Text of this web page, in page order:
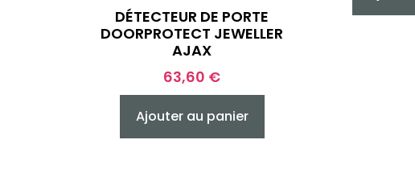
DÉTECTEUR DE PORTE
DOORPROTECT JEWELLER
AJAX
63,60 €
Ajouter au panier